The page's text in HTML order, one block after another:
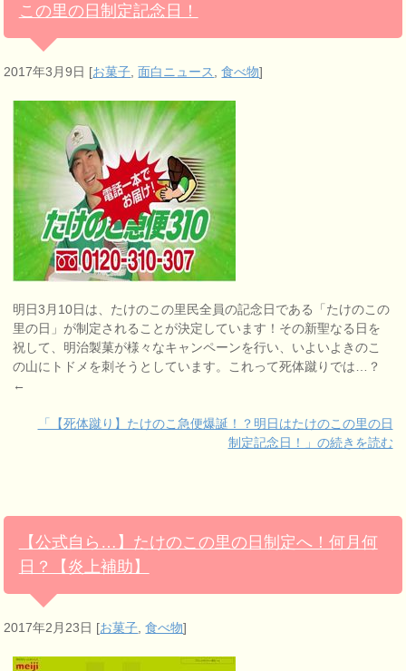
この里の日制定記念日！
2017年3月9日 [お菓子 ,面白ニュース ,食べ物]
明日3月10日は、たけのこの里民全員の記念日である「たけのこの
里の日」が制定されることが決定しています！その新聖なる日を
祝して、明治製菓が様々なキャンペーンを行い、いよいよきのこ
の山にトドメを刺そうとしています。これって死体蹴りでは…？
←
「【死体蹴り】たけのこ急便爆誕！？明日はたけのこの里の日
制定記念日！」の続きを読む
【公式自ら…】たけのこの里の日制定へ！何月何
日？【炎上補助】
2017年2月23日 [お菓子,食べ物]